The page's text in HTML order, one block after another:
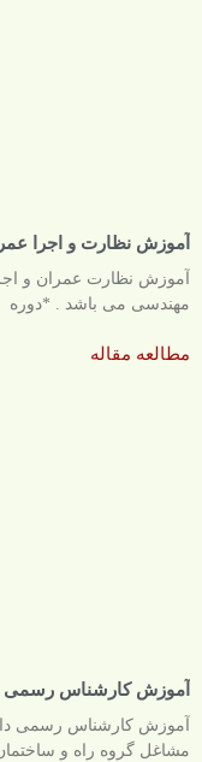
آموزش نظارت و اجرا
آموزش نظارت عمران و
مهندسی می باشد . *دوره
مطالعه مقاله
آموزش کارشناس رسمی
آموزش کارشناس رسمی
مشاغل گروه راه و